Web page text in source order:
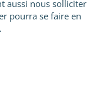
aussi nous solliciter
pourra se faire en